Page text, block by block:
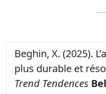
Beghin, X. (2025).
plus durable et
Trend Tendences